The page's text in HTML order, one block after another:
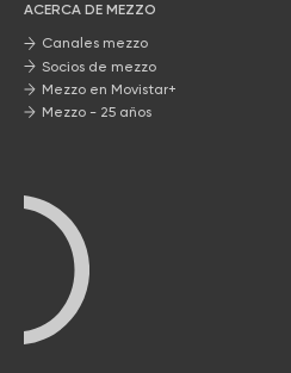
ACERCA DE MEZZO
Canales mezzo
Socios de mezzo
Mezzo en Movistar+
Mezzo - 25 años